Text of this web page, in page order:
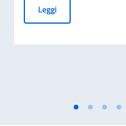
LeggiCarta d’Identità